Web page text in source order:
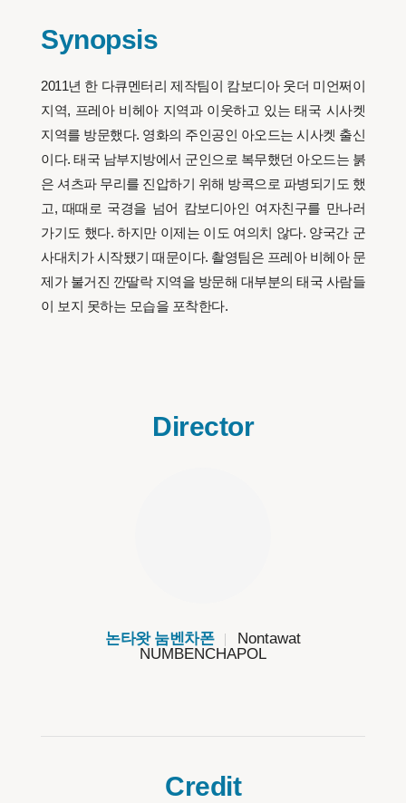
Synopsis
2011년 한 다큐멘터리 제작팀이 캄보디아 웃더 미언쩌이
지역, 프레아 비헤아 지역과 이웃하고 있는 태국 시사켓
지역를 방문했다. 영화의 주인공인 아오드는 시사켓 출신
이다. 태국 남부지방에서 군인으로 복무했던 아오드는 붉
은 셔츠파 무리를 진압하기 위해 방콕으로 파병되기도 했
고, 때때로 국경을 넘어 캄보디아인 여자친구를 만나러
가기도 했다. 하지만 이제는 이도 여의치 않다. 양국간 군
사대치가 시작됐기 때문이다. 촬영팀은 프레아 비헤아 문
제가 불거진 깐딸락 지역을 방문해 대부분의 태국 사람들
이 보지 못하는 모습을 포착한다.
Director
논타왓 눔벤차폰
Nontawat
NUMBENCHAPOL
Credit